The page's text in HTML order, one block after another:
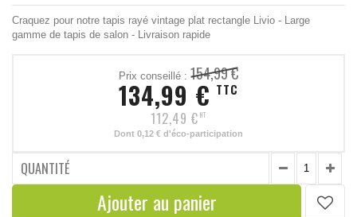
Craquez pour notre tapis rayé vintage plat rectangle Livio - Large
gamme de tapis de salon - Livraison rapide
Prix conseillé : 154,99 €
134,99 € TTC
112,49 € HT
Dont 0,12 € d'éco-participation
QUANTITÉ
Ajouter au panier